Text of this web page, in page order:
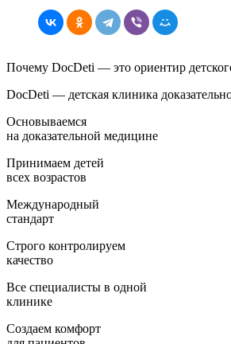
Почему DocDeti — это ориентир
DocDeti — детская клиника
Основываемся
на доказательной медицине
Принимаем детей
всех возрастов
Международный
стандарт
Строго контролируем
качество
Все специалисты в одной
клинике
Создаем комфорт